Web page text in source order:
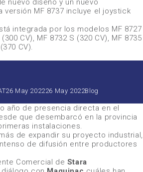
nuevo diseño y un nuevo
versión MF 8737 incluye el joystick
integrada por los modelos MF 8727
(300 CV), MF 8732 S (320 CV), MF 8735
(370 CV).
26 May 202226 May 2022Blog
año de presencia directa en el
que desembarcó en la provincia
instalaciones.
de expandir su proyecto industrial,
de difusión entre productores
Comercial de Stara